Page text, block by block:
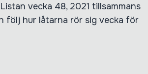
vecka 48, 2021 tillsammans
följ hur låtarna rör sig vecka för